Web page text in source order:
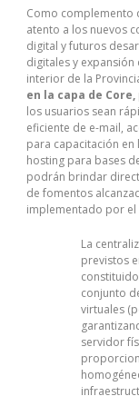
Como complemento
atento a los nuevos
digital y futuros
digitales y
interior de la
en la capa de Core,
los usuarios sean
eficiente de e-mail,
para capacitación en
hosting para bases
podrán brindar
de fomentos
implementado por el
La
previstos
conjunto
virtuales
servidor